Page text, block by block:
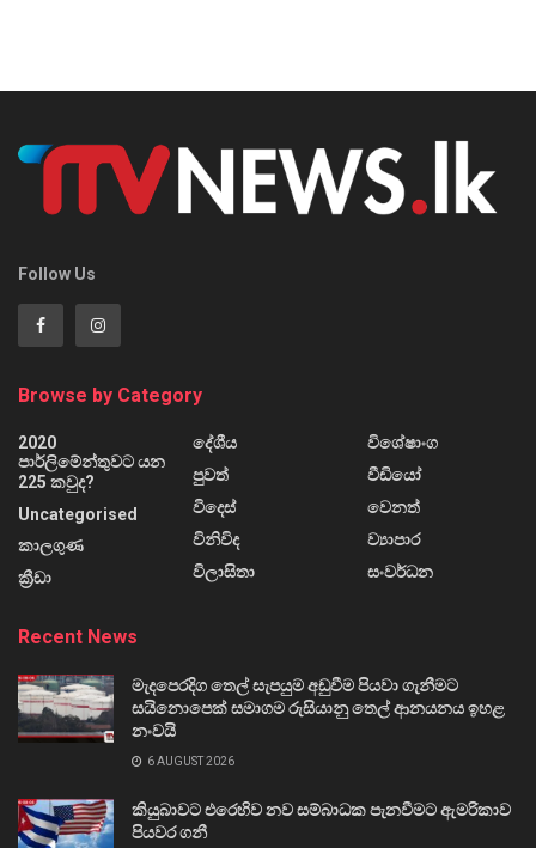
Follow Us
Browse by Category
2020
පාර්ලිමේන්තුවට යන
225 කවුද?
Uncategorised
කාලගුණ
ක්‍රීඩා
දේශීය
පුවත්
විදෙස්
විනිවිද
විලාසිතා
විශේෂාංග
වීඩියෝ
වෙනත්
ව්‍යාපාර
සංවර්ධන
Recent News
මැදපෙරදිග තෙල් සැපයුම අඩුවීම පියවා ගැනීමට
සයිනොපෙක් සමාගම රුසියානු තෙල් ආනයනය ඉහළ
නංවයි
6 AUGUST 2026
කියුබාවට එරෙහිව නව සම්බාධක පැනවීමට ඇමරිකාව
පියවර ගනී